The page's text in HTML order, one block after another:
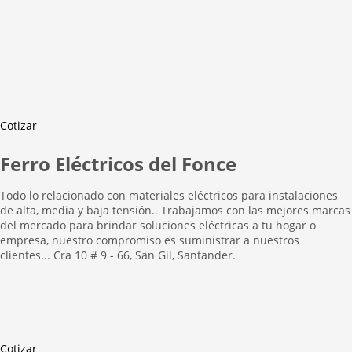
Cotizar
Ferro Eléctricos del Fonce
Todo lo relacionado con materiales eléctricos para instalaciones
de alta, media y baja tensión.. Trabajamos con las mejores marcas
del mercado para brindar soluciones eléctricas a tu hogar o
empresa, nuestro compromiso es suministrar a nuestros
clientes... Cra 10 # 9 - 66, San Gil, Santander.
Cotizar